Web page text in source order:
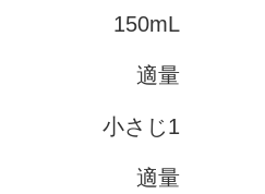
150mL
適量
小さじ1
適量